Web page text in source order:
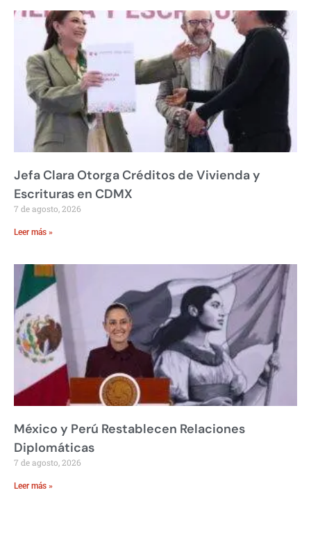
Jefa Clara Otorga Créditos de Vivienda y
Escrituras en CDMX
7 de agosto, 2026
Leer más »
México y Perú Restablecen Relaciones
Diplomáticas
7 de agosto, 2026
Leer más »